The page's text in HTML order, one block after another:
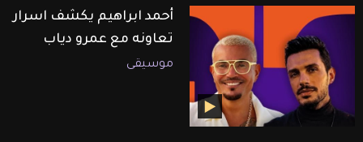
أحمد ابراهيم يكشف اسرار
تعاونه مع عمرو دياب
موسيقى